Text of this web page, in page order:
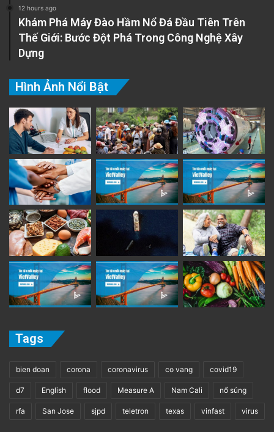
12 hours ago
Khám Phá Máy Đào Hầm Nổ Đá Đầu Tiên Trên
Thế Giới: Bước Đột Phá Trong Công Nghệ Xây
Dựng
Hình Ảnh Nổi Bật
Tags
bien doan corona coronavirus co vang covid19
d7 English flood Measure A Nam Cali nổ súng
rfa San Jose sjpd teletron texas vinfast virus